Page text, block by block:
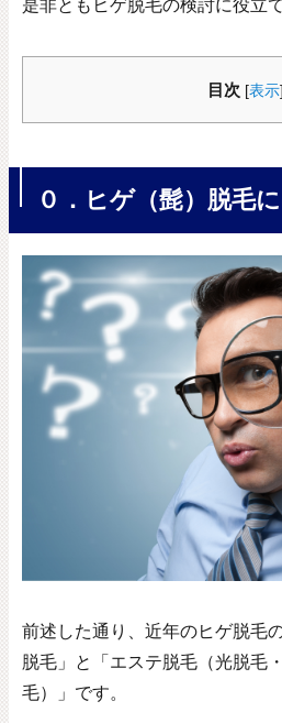
是非ともヒゲ脱毛の検討に役立
目次 [表示]
０．ヒゲ（髭）脱毛
前述した通り、近年のヒゲ脱毛
脱毛」と「エステ脱毛（光脱毛
毛）」です。